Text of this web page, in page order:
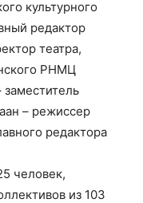
культурного
редактор
театра,
РНМЦ
– режиссер
редактора
человек,
из 103